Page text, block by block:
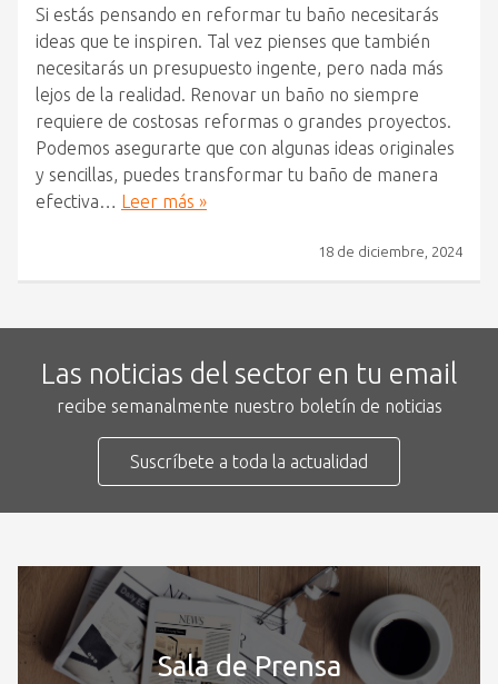
Si estás pensando en reformar tu baño necesitarás
ideas que te inspiren. Tal vez pienses que también
necesitarás un presupuesto ingente, pero nada más
lejos de la realidad. Renovar un baño no siempre
requiere de costosas reformas o grandes proyectos.
Podemos asegurarte que con algunas ideas originales
y sencillas, puedes transformar tu baño de manera
efectiva…
Leer más »
18 de diciembre, 2024
Las noticias del sector en tu email
recibe semanalmente nuestro boletín de noticias
Suscríbete a toda la actualidad
Sala de Prensa